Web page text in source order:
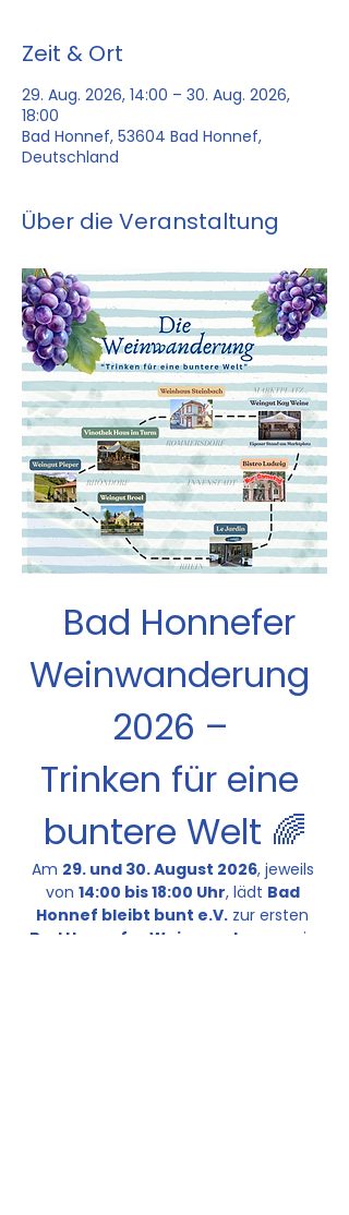
Zeit & Ort
29. Aug. 2026, 14:00 – 30. Aug. 2026,
18:00
Bad Honnef, 53604 Bad Honnef,
Deutschland
Über die Veranstaltung
Weinwanderung
2026 –
Trinken für eine
buntere Welt 🌈
Am 29. und 30. August 2026, jeweils
von 14:00 bis 18:00 Uhr, lädt Bad
Honnef bleibt bunt e.V. zur ersten
Bad Honnefer Weinwanderung
ein.